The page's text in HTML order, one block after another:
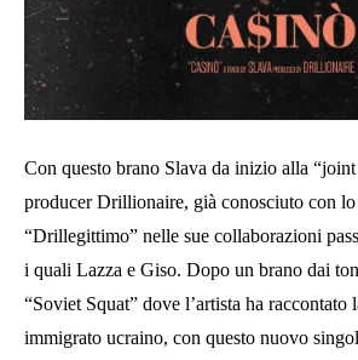
Con questo brano Slava da inizio alla
producer Drillionaire, già conosciuto con
“Drillegittimo” nelle sue collaborazioni
i quali Lazza e Giso. Dopo un brano dai
“Soviet Squat” dove l’artista ha raccontato
immigrato ucraino, con questo nuovo